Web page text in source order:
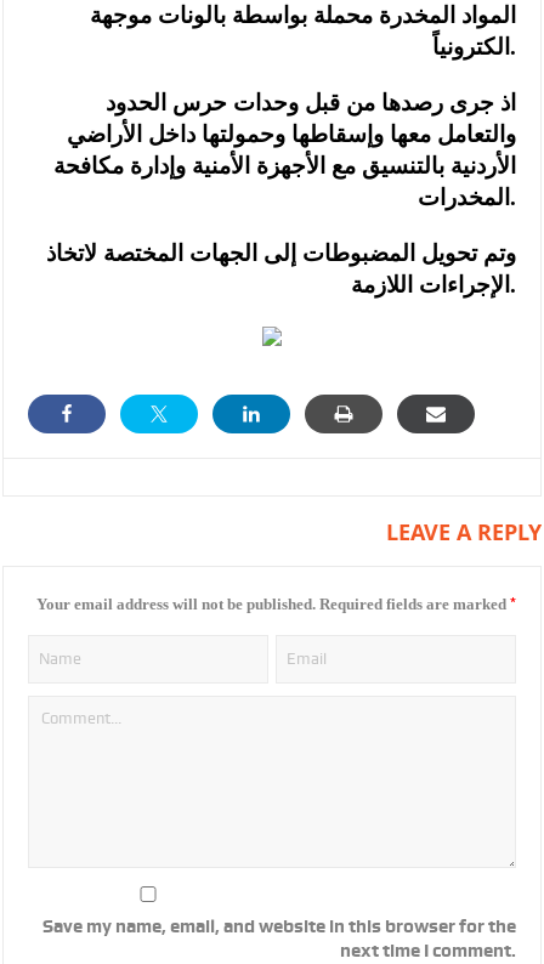
المواد المخدرة محملة بواسطة بالونات موجهة
الكترونياً.
اذ جرى رصدها من قبل وحدات حرس الحدود
والتعامل معها وإسقاطها وحمولتها داخل الأراضي
الأردنية بالتنسيق مع الأجهزة الأمنية وإدارة مكافحة
المخدرات.
وتم تحويل المضبوطات إلى الجهات المختصة لاتخاذ
الإجراءات اللازمة.
LEAVE A REPLY
Your email address will not be published. Required fields are marked *
Save my name, email, and website in this browser for the
next time I comment.